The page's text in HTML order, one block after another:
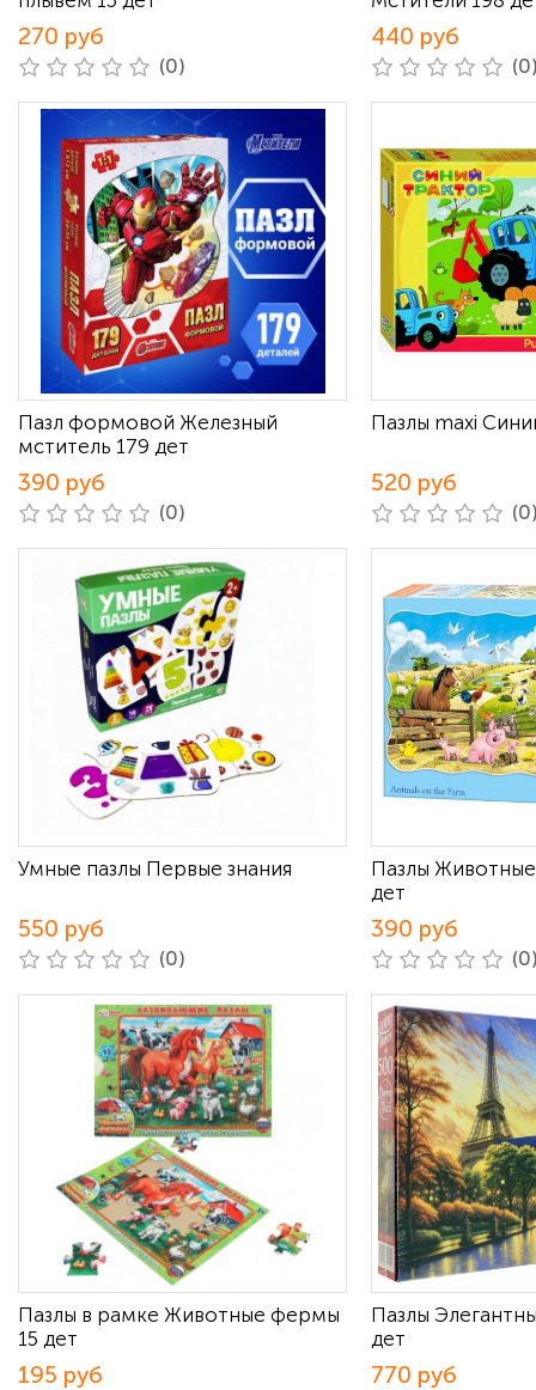
270 руб
(0)
440 руб
Пазл формовой Железный
мститель 179 дет
390 руб
(0)
Пазлы maxi
520 руб
Умные пазлы Первые знания
550 руб
(0)
Пазлы
дет
390 руб
Пазлы в рамке Животные фермы
15 дет
195 руб
Пазлы
дет
770 руб